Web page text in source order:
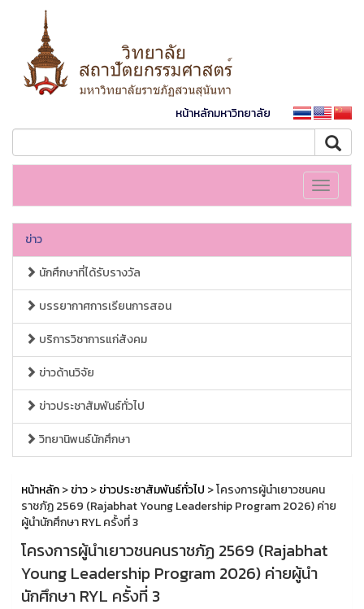
หน้าหลักมหาวิทยาลัย
Toggle
ข่าว
นักศึกษาที่ได้รับรางวัล
บรรยากาศการเรียนการสอน
บริการวิชาการแก่สังคม
ข่าวด้านวิจัย
ข่าวประชาสัมพันธ์ทั่วไป
วิทยานิพนธ์นักศึกษา
หน้าหลัก>ข่าว>ข่าวประชาสัมพันธ์ทั่วไป > โครงการผู้นำเยาวชนคน
ราชภัฏ 2569 (Rajabhat Young Leadership Program 2026) ค่าย
ผู้นำนักศึกษา RYL ครั้งที่ 3
โครงการผู้นำเยาวชนคนราชภัฏ 2569 (Rajabhat
Young Leadership Program 2026) ค่ายผู้นำ
นักศึกษา RYL ครั้งที่ 3